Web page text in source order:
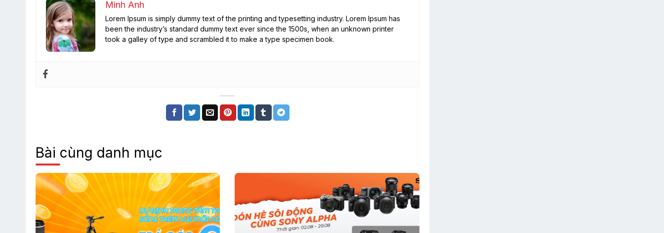
Minh Anh
Lorem Ipsum is simply dummy text of the printing and typesetting industry. Lorem Ipsum has
been the industry’s standard dummy text ever since the 1500s, when an unknown printer
took a galley of type and scrambled it to make a type specimen book.
Bài cùng danh mục